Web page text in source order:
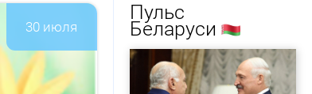
30 июля
Пульс
Беларуси